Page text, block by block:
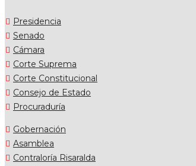
Presidencia
Senado
Cámara
Corte Suprema
Corte Constitucional
Consejo de Estado
Procuraduría
Gobernación
Asamblea
Contraloría Risaralda